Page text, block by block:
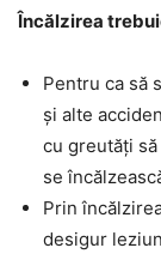
Încălzirea
Pentru ca să
și alte
cu greutăți
se
Prin
desigur